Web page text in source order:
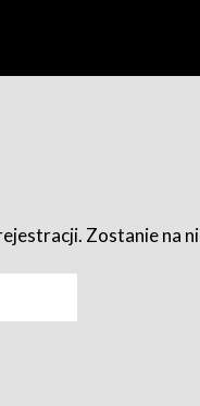
Zostanie na